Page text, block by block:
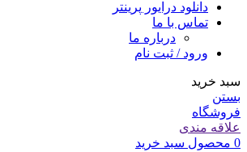
دانلود درایور پرینتر
تماس با ما
درباره ما
ورود / ثبت نام
سبد خرید
بستن
فروشگاه
علاقه مندی
0 محصول سبد خرید